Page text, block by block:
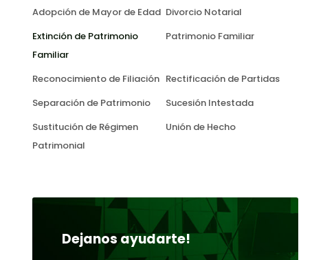
Adopción de Mayor de Edad Divorcio Notarial
Extinción de Patrimonio
Familiar
Patrimonio Familiar
Reconocimiento de Filiación Rectificación de Partidas
Separación de Patrimonio
Sucesión Intestada
Sustitución de Régimen
Patrimonial
Unión de Hecho
Dejanos ayudarte!